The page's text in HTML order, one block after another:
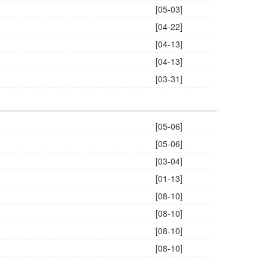
[05-03]
[04-22]
[04-13]
[04-13]
[03-31]
[05-06]
[05-06]
[03-04]
[01-13]
[08-10]
[08-10]
[08-10]
[08-10]